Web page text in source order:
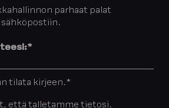
parhaat palat
sähköpostiin.
*
tilata kirjeen.*
että talletamme tietosi.